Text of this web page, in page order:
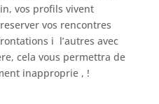
vos profils vivent
vos rencontres
i l’autres avec
cela vous permettra de
inapproprie , !